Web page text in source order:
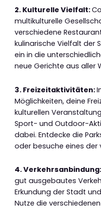
2. Kulturelle Vielfalt:
multikulturelle
verschiedene
kulinarische Vielfalt der
ein in die
neue Gerichte aus aller
3. Freizeitaktivitäten:
Möglichkeiten, deine
kulturellen
Sport- und Outdoor-
dabei. Entdecke die
oder besuche eines der
4. Verkehrsanbindung:
gut ausgebautes
Erkundung der Stadt
Nutze die